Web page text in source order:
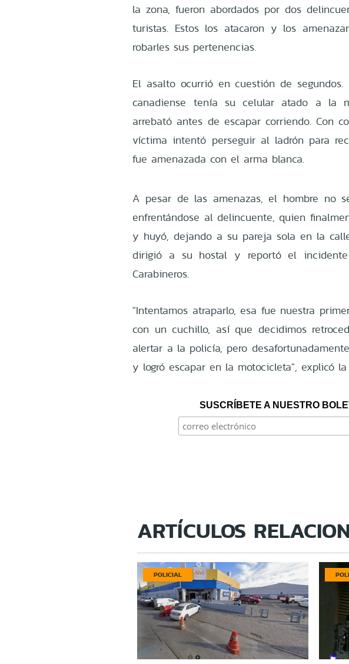
la zona, fueron abordados por dos
turistas. Estos los atacaron y los
robarles sus pertenencias.
El asalto ocurrió en cuestión de
canadiense tenía su celular atado a la
arrebató antes de escapar corriendo. Con
víctima intentó perseguir al ladrón para
fue amenazada con el arma blanca.
A pesar de las amenazas, el hombre no
enfrentándose al delincuente, quien
y huyó, dejando a su pareja sola en la
dirigió a su hostal y reportó el
Carabineros.
"Intentamos atraparlo, esa fue nuestra
con un cuchillo, así que decidimos
alertar a la policía, pero
y logró escapar en la motocicleta", explicó
SUSCRÍBETE A NUESTRO
ARTÍCULOS
POLICIAL